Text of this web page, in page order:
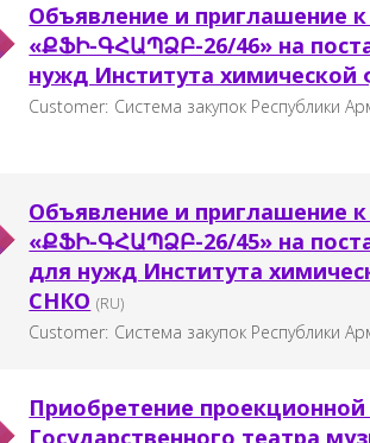
Объявление и приглашение
«ՔՖԻ-ԳՀԱՊՁԲ-26/46» на
нужд Института
Customer: Система закупок Республики
Объявление и приглашение
«ՔՖԻ-ԳՀԱՊՁԲ-26/45» на
для нужд Института
СНКО (RU)
Customer: Система закупок Республики
Приобретение
Государственного театра